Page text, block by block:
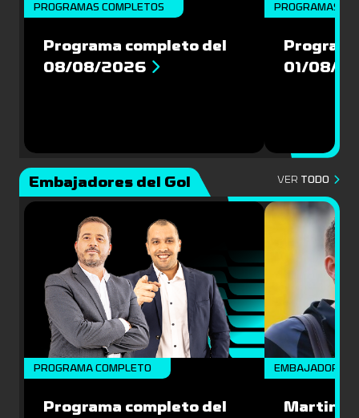
PROGRAMAS COMPLETOS
Programa completo del
08/08/2026
PROGRAMAS
01/08/
Embajadores del Gol VER TODO
PROGRAMA COMPLETO
Programa completo del
EMBAJADORES
Martin